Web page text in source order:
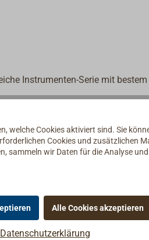
Instrumenten-Serie mit
die Gehäuse sind aufklappbar mit
welche Cookies aktiviert sind. Sie
Cookies und zusätzlichen
sammeln wir Daten für die Analyse
Alle Cookies akzeptieren
Datenschutzerklärung